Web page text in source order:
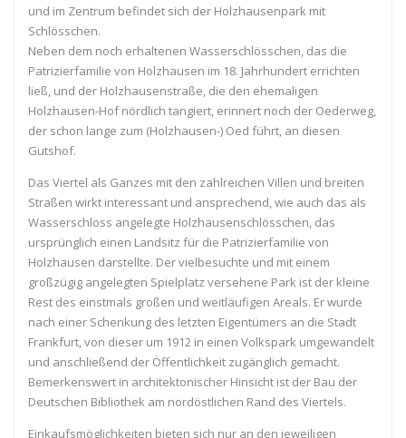
und im Zentrum befindet sich der Holzhausenpark mit
Schlösschen.
Neben dem noch erhaltenen Wasserschlösschen, das die
Patrizierfamilie von Holzhausen im 18. Jahrhundert errichten
ließ, und der Holzhausenstraße, die den ehemaligen
Holzhausen-Hof nördlich tangiert, erinnert noch der Oederweg,
der schon lange zum (Holzhausen-) Oed führt, an diesen
Gutshof.
Das Viertel als Ganzes mit den zahlreichen Villen und breiten
Straßen wirkt interessant und ansprechend, wie auch das als
Wasserschloss angelegte Holzhausenschlösschen, das
ursprünglich einen Landsitz für die Patrizierfamilie von
Holzhausen darstellte. Der vielbesuchte und mit einem
großzügig angelegten Spielplatz versehene Park ist der kleine
Rest des einstmals großen und weitläufigen Areals. Er wurde
nach einer Schenkung des letzten Eigentümers an die Stadt
Frankfurt, von dieser um 1912 in einen Volkspark umgewandelt
und anschließend der Öffentlichkeit zugänglich gemacht.
Bemerkenswert in architektonischer Hinsicht ist der Bau der
Deutschen Bibliothek am nordöstlichen Rand des Viertels.
Einkaufsmöglichkeiten bieten sich nur an den jeweiligen